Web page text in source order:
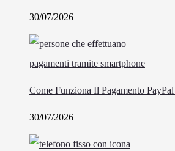
30/07/2026
Come Funziona Il Pagamento
30/07/2026